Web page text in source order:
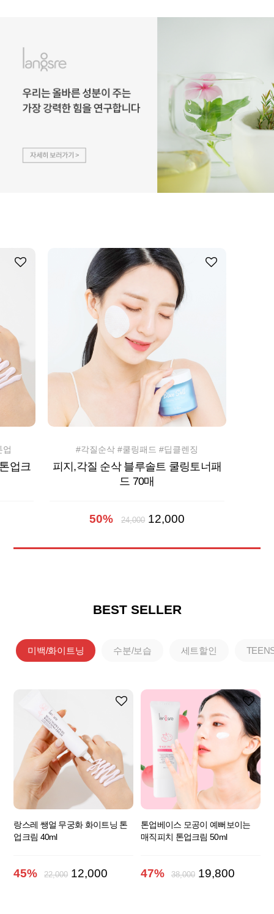
업
업크
#각질순삭 #쿨링패드 #딥클렌징
피지,각질 순삭 블루솔트 쿨링토너패
드 70매
50% 24,000 12,000
BEST SELLER
미백/화이트닝 수분/보습 세트할인
랑스레 쌩얼 무궁화 화이트닝 톤
업크림 40ml
45% 22,000 12,000
톤업베이스 모공이 예뻐보이는
매직피치 톤업크림 50ml
47% 38,000 19,800